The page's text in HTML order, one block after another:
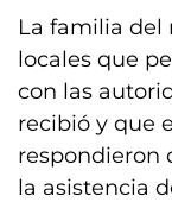
La familia del
locales que
con las
recibió y que
respondieron
la asistencia